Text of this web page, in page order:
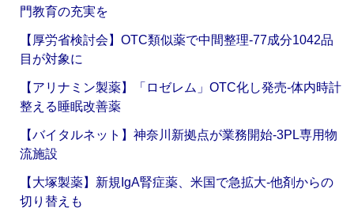
門教育の充実を
【厚労省検討会】OTC類似薬で中間整理‐77成分1042品
目が対象に
【アリナミン製薬】「ロゼレム」OTC化し発売‐体内時計
整える睡眠改善薬
【バイタルネット】神奈川新拠点が業務開始‐3PL専用物
流施設
【大塚製薬】新規IgA腎症薬、米国で急拡大‐他剤からの
切り替えも